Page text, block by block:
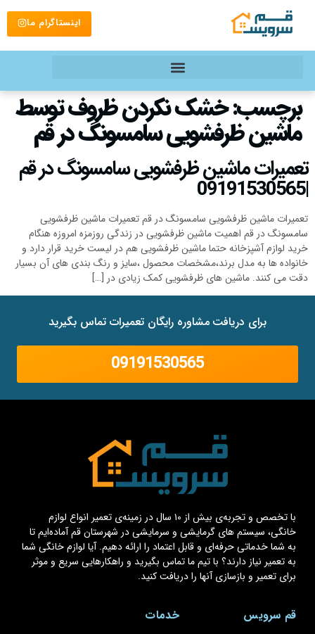
اینستاگرام ما
برچسب:خشک نکردن ظروف توسط
ماشین ظرفشویی سامسونگ در قم
تعمیرات ماشین ظرفشویی سامسونگ در قم
|09191530565
تعمیرات ماشین ظرفشویی سامسونگ در قم تعمیرات ماشین ظرفشویی
سامسونگ در قم اهمیت ماشین ظرفشویی در زندگی روزمزه امروزه هنگام
خرید لوازم آشپزخانه حتما ماشین ظرفشویی هم در لیست خرید قرار دارد و
خانواده ها به مدل برند،مشخصات محصول ،سایز و رنگ بندی های آن بسیار
دقت می کنند. ماشین های ظرفشویی کمک زیادی در […]
برای دریافت مشاوره رایگان تعمیرات تماس بگیرید
09191530565
با تخصص و تجربه‌ی بیش از ۱۰ سال در زمینه‌ی تعمیر انواع لوازم
خانگی، سیستم های گرمایشی و سرمایشی در شهرستان قم آماده‌ایم تا
به شما خدماتی حرفه‌ای و قابل اعتماد را ارائه دهیم. آیا لوازم خانگی شما
به تعمیر نیاز دارند؟ با تیم ما تماس بگیرید و راهکارهایی سریع و موثر
برای تعمیر و بازسازی آنها را دریافت کنید.
قم سرویس خدمات